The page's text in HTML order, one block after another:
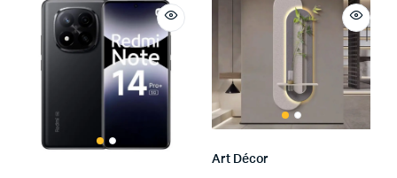
Art Décor